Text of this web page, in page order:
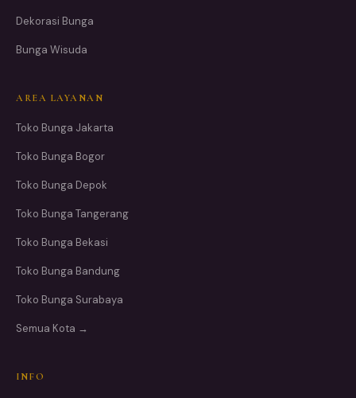
Dekorasi Bunga
Bunga Wisuda
AREA LAYANAN
Toko Bunga Jakarta
Toko Bunga Bogor
Toko Bunga Depok
Toko Bunga Tangerang
Toko Bunga Bekasi
Toko Bunga Bandung
Toko Bunga Surabaya
Semua Kota →
INFO